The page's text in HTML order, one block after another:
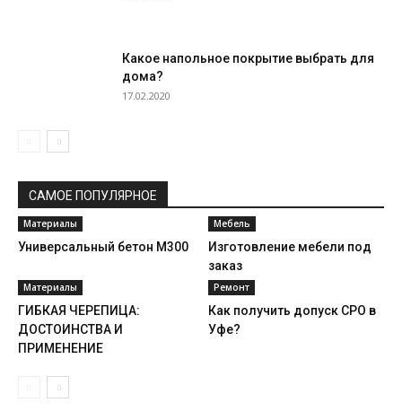
Какое напольное покрытие выбрать для
дома?
17.02.2020
САМОЕ ПОПУЛЯРНОЕ
Материалы
Универсальный бетон М300
Мебель
Изготовление мебели под
заказ
Материалы
ГИБКАЯ ЧЕРЕПИЦА:
ДОСТОИНСТВА И
ПРИМЕНЕНИЕ
Ремонт
Как получить допуск СРО в
Уфе?